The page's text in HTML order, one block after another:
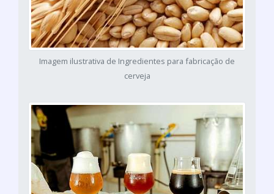
Imagem ilustrativa de Ingredientes para fabricação de
cerveja